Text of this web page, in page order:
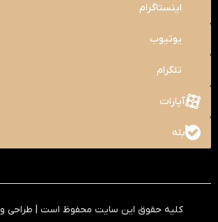
اینستاگرام
یوتیوب
تلگرام
آپارات
بله
کلیه حقوق این سایت محفوظ است | طراحی